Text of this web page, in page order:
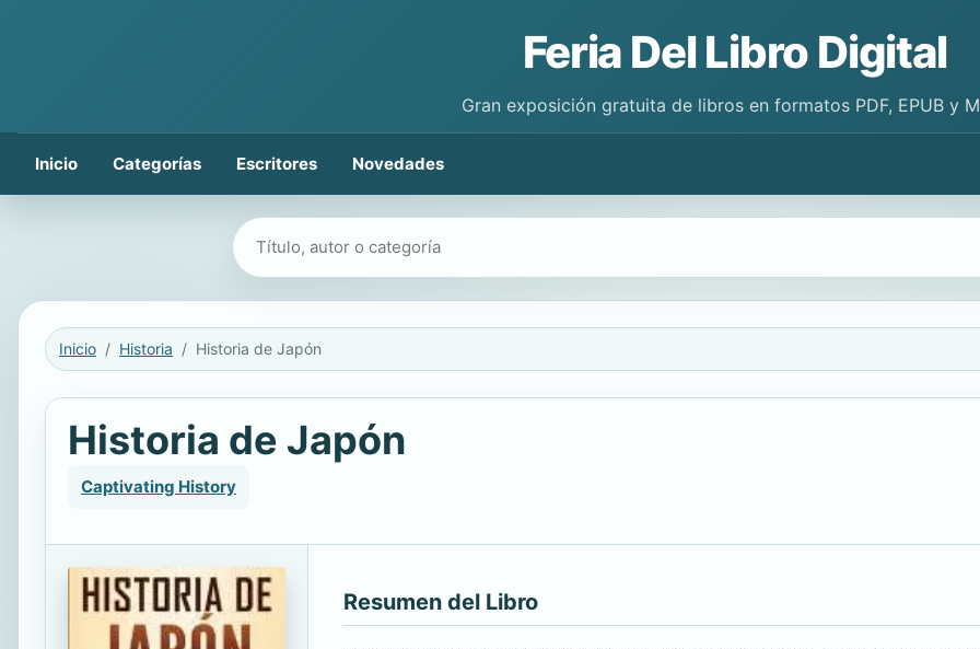
Feria Del Libro Digital
Gran exposición gratuita de libros en formatos PDF, EPUB y
Inicio Categorías Escritores Novedades
Buscar libros
Inicio Historia Historia de Japón
Historia de Japón
Captivating History
Resumen del Libro